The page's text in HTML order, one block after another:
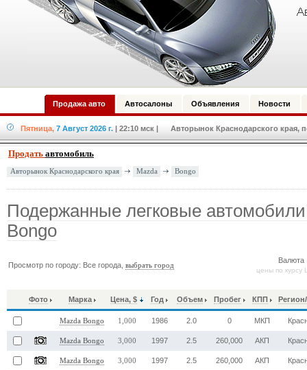
Продажа авто Автосалоны Объявления Новости
Пятница, 7 Август 2026 г. | 22:10 мск | Авторынок Краснодарского края,
Продать автомобиль
Авторынок Краснодарского края Mazda Bongo
Подержанные легковые
Bongo
Просмотр по городу: Все города,выбрать город
цены по
Фото Марка Цена, $ Год Объем Пробег КПП
Mazda Bongo 1,000 1986 2.0 0 МКП
Mazda Bongo 3,000 1997 2.5 260,000 АКП
Mazda Bongo 3,000 1997 2.5 260,000 АКП